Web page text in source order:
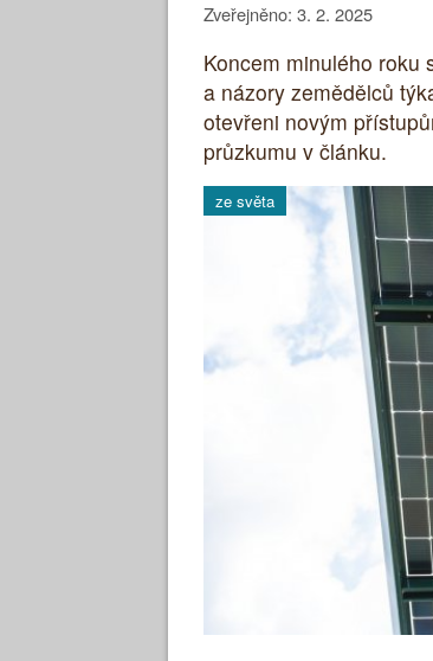
Zveřejněno: 3. 2. 2025
Koncem minulého roku
a názory zemědělců
otevřeni novým
průzkumu v článku.
ze světa